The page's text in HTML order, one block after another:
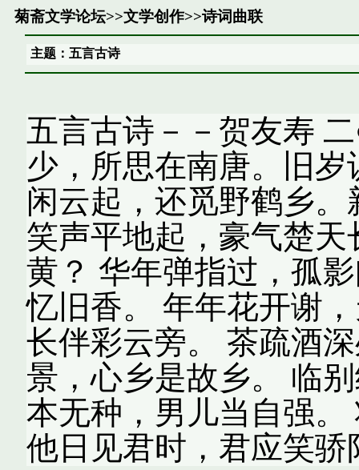
菊斋文学论坛>>文学创作>>诗词曲联
主题：五言古诗
五言古诗－－贺友寿
少，所思在南唐。旧
闲云起，还觅野鹤乡
笑声平地起，豪气楚
黄？ 华年弹指过，孤
忆旧香。 年年花开谢
长伴彩云旁。 茶疏酒
景，心乡是故乡。 临
本无种，男儿当自强
他日见君时，君应笑骄